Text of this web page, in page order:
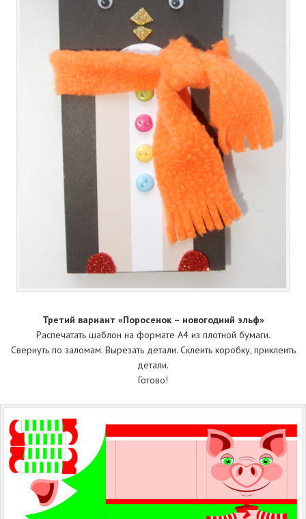
Третий вариант «Поросенок – новогодний эльф»
Распечатать шаблон на формате А4 из плотной бумаги.
Свернуть по заломам. Вырезать детали. Склеить коробку, приклеить
детали.
Готово!